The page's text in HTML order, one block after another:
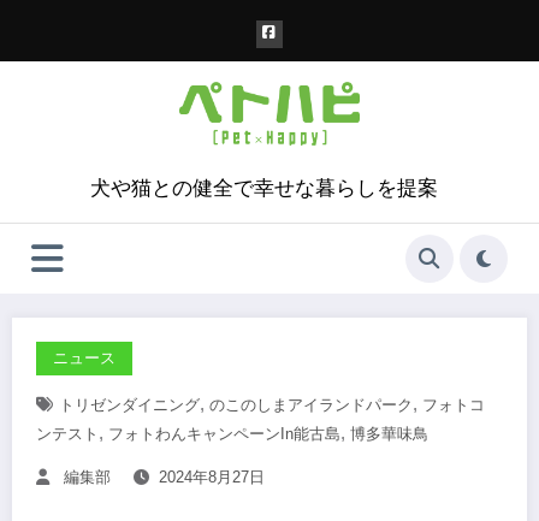
犬や猫との健全で幸せな暮らしを提案
ニュース
トリゼンダイニング, のこのしまアイランドパーク , フォトコ
ンテスト , フォトわんキャンペーンin能古島, 博多華味鳥
編集部 2024年8月27日